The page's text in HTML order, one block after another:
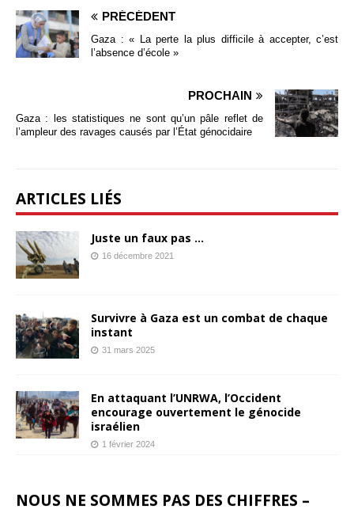
PRÉCÉDENT
Gaza : « La perte la plus difficile à accepter, c’est
l’absence d’école »
PROCHAIN
Gaza : les statistiques ne sont qu’un pâle reflet de
l’ampleur des ravages causés par l’État génocidaire
ARTICLES LIÉS
Juste un faux pas …
16 décembre 2021
Survivre à Gaza est un combat de chaque
instant
31 mars 2025
En attaquant l’UNRWA, l’Occident
encourage ouvertement le génocide
israélien
1 février 2024
NOUS NE SOMMES PAS DES CHIFFRES –